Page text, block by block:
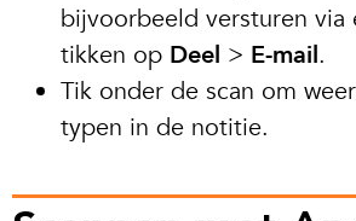
bijvoorbeeld versturen
tikken op Deel > E-mail.
Tik onder de scan om
typen in de notitie.